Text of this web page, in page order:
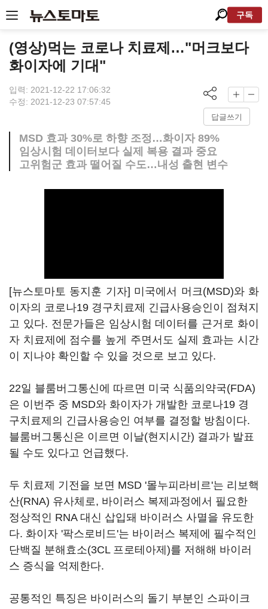
구독
(영상)먹는 코로나 치료제…"머크보다
화이자에 기대"
입력: 2021-12-22 17:06:32
수정: 2021-12-23 07:57:45
답글쓰기
MSD 효과 30%로 하향 조정…화이자 89%
임상시험 데이터보다 실제 복용 결과 중요
고위험군 효과 떨어질 수도…내성 출현 변수
[뉴스토마토 동지훈 기자] 미국에서 머크(MSD)와 화
이자의 코로나19 경구치료제 긴급사용승인이 점쳐지
고 있다. 전문가들은 임상시험 데이터를 근거로 화이
자 치료제에 점수를 높게 주면서도 실제 효과는 시간
이 지나야 확인할 수 있을 것으로 보고 있다.
22일 블룸버그통신에 따르면 미국 식품의약국(FDA)
은 이번주 중 MSD와 화이자가 개발한 코로나19 경
구치료제의 긴급사용승인 여부를 결정할 방침이다.
블룸버그통신은 이르면 이날(현지시간) 결과가 발표
될 수도 있다고 언급했다.
두 치료제 기전을 보면 MSD '몰누피라비르'는 리보핵
산(RNA) 유사체로, 바이러스 복제과정에서 필요한
정상적인 RNA 대신 삽입돼 바이러스 사멸을 유도한
다. 화이자 '팍스로비드'는 바이러스 복제에 필수적인
단백질 분해효소(3CL 프로테아제)를 저해해 바이러
스 증식을 억제한다.
공통적인 특징은 바이러스의 돌기 부분인 스파이크